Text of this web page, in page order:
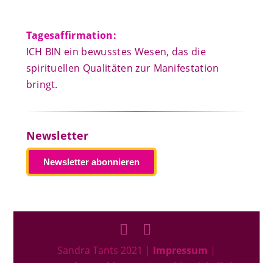
Tagesaffirmation:
ICH BIN ein bewusstes Wesen, das die
spirituellen Qualitäten zur Manifestation
bringt.
Newsletter
Newsletter abonnieren
Sandra Tants 2021 | Impressum |